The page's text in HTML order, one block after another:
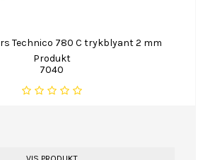
Technico 780 C trykblyant 2 mm
Produkt
7040